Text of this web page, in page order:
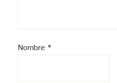
Nombre *